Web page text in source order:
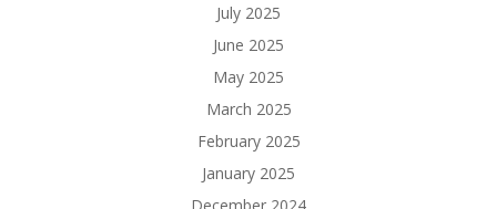
July 2025
June 2025
May 2025
March 2025
February 2025
January 2025